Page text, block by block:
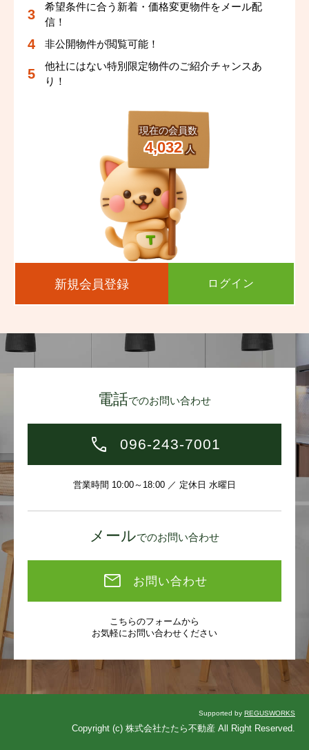
現在の会員数
4,032 人
希望条件に合う新着・価格変更物件をメール配
信！
非公開物件が閲覧可能！
他社にはない特別限定物件のご紹介チャンスあ
り！
新規会員登録 ログイン
電話でのお問い合わせ
096-243-7001
営業時間 10:00～18:00 ／ 定休日 水曜日
メールでのお問い合わせ
お問い合わせ
こちらのフォームから
お気軽にお問い合わせください
Supported by REGUSWORKS
Copyright (c) 株式会社たたら不動産 All Right Reserved.